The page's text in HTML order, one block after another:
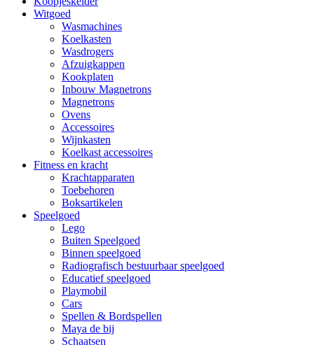
Witgoed
Wasmachines
Koelkasten
Wasdrogers
Afzuigkappen
Kookplaten
Inbouw Magnetrons
Magnetrons
Ovens
Accessoires
Wijnkasten
Koelkast accessoires
Fitness en kracht
Krachtapparaten
Toebehoren
Boksartikelen
Speelgoed
Lego
Buiten Speelgoed
Binnen speelgoed
Radiografisch bestuurbaar speelgoed
Educatief speelgoed
Playmobil
Cars
Spellen & Bordspellen
Maya de bij
Schaatsen